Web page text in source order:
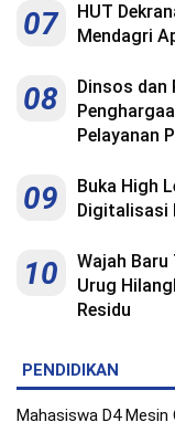
07
HUT
Mendagri
08
Dinsos dan
Pelayanan
09
Buka High
Digitalisasi
10
Wajah Baru
Urug
Residu
PENDIDIKAN
Mahasiswa D4